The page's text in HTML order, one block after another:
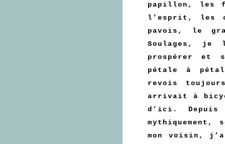
papillon, les
l’esprit, les
pavois, le
Soulages, je
prospérer et
pétale à
revois
arrivait à
d’ici. Depuis
mythiquement,
mon voisin,